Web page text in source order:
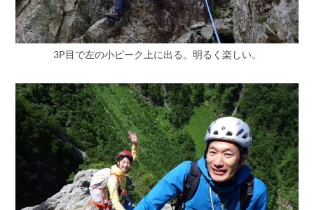
3P目で左の小ピーク上に出る。明るく楽しい。